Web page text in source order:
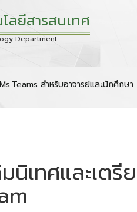
ลยีสารสนเทศ
Department.
สำหรับอาจารย์และนักศึกษา
นิเทศและเต